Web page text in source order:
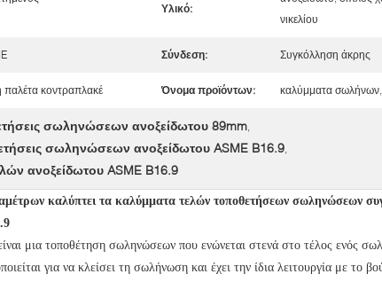
Υλικό:
νικελίου
Σύνδεση: Συγκόλληση άκρης
παλέτα κοντραπλακέ Όνομα προϊόντων: καλύμματα
σωληνώσεων ανοξείδωτου 89mm,
σωληνώσεων ανοξείδωτου ASME B16.9,
ανοξείδωτου ASME B16.9
καλύπτει τα καλύμματα τελών τοποθετήσεων σωληνώσεων
μια τοποθέτηση σωληνώσεων που ενώνεται στενά στο τέλος ενός
για να κλείσει τη σωλήνωση και έχει την ίδια λειτουργία με το